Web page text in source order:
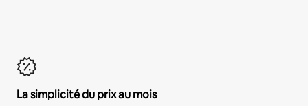
La simplicité du prix au mois